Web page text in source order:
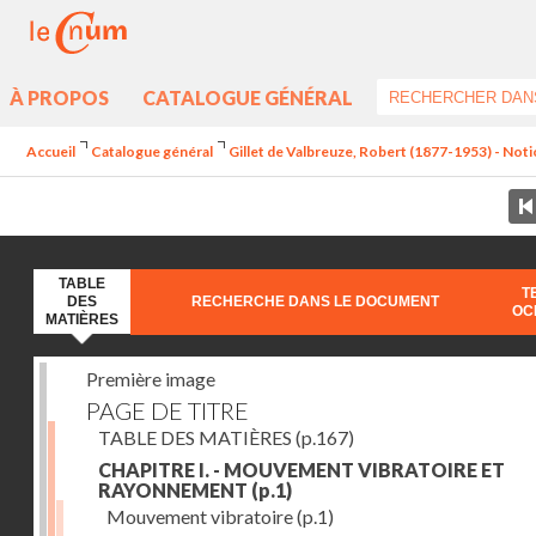
À PROPOS CATALOGUE GÉNÉRAL
Accueil Catalogue général Gillet de Valbreuze, Robert (1877-1953) -
TABLE
DES
MATIÈRES
RECHERCHE DANS LE DOCUMENT
Première image
PAGE DE TITRE
TABLE DES MATIÈRES (p.167)
CHAPITRE I. - MOUVEMENT VIBRATOIRE ET
RAYONNEMENT (p.1)
Mouvement vibratoire(p.1)